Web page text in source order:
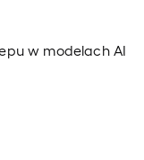
w modelach AI